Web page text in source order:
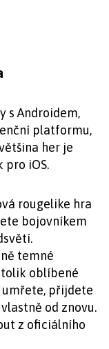
s Androidem,
platformu,
her je
iOS.
rougelike hra
bojovníkem
temné
oblíbené
umřete, přijdete
od znovu.
z oficiálního